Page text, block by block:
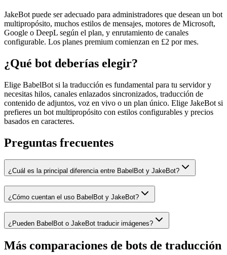
JakeBot puede ser adecuado para administradores que desean un bot
multipropósito, muchos estilos de mensajes, motores de Microsoft,
Google o DeepL según el plan, y enrutamiento de canales
configurable. Los planes premium comienzan en £2 por mes.
¿Qué bot deberías elegir?
Elige BabelBot si la traducción es fundamental para tu servidor y
necesitas hilos, canales enlazados sincronizados, traducción de
contenido de adjuntos, voz en vivo o un plan único. Elige JakeBot si
prefieres un bot multipropósito con estilos configurables y precios
basados en caracteres.
Preguntas frecuentes
¿Cuál es la principal diferencia entre BabelBot y JakeBot?
¿Cómo cuentan el uso BabelBot y JakeBot?
¿Pueden BabelBot o JakeBot traducir imágenes?
Más comparaciones de bots de traducción